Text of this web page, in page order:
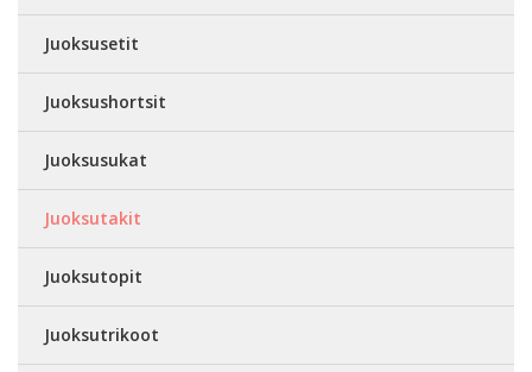
Juoksusetit
Juoksushortsit
Juoksusukat
Juoksutakit
Juoksutopit
Juoksutrikoot